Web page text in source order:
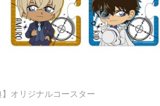
】オリジナルコースター